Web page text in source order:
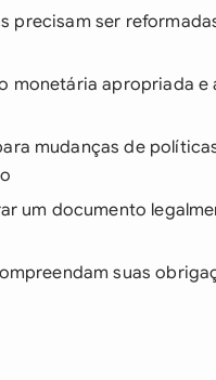
precisam ser
monetária apropriada e
mudanças de
um documento
suas